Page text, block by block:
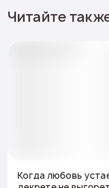
Читайте
Когда любовь